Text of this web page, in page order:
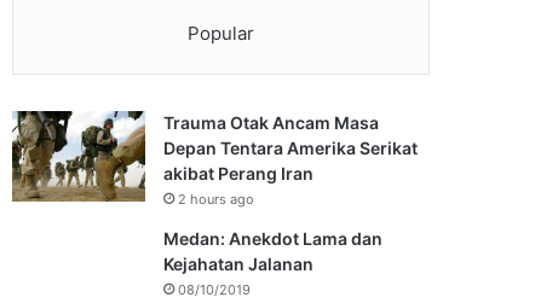
Popular
Trauma Otak Ancam Masa
Depan Tentara Amerika Serikat
akibat Perang Iran
2 hours ago
Medan: Anekdot Lama dan
Kejahatan Jalanan
08/10/2019